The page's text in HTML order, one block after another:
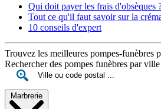
Qui doit payer les frais d'obsèques
Tout ce qu'il faut savoir sur la
10 conseils d'expert
Trouvez les meilleures pompes-funèbres
Rechercher des pompes funèbres par
Marbrerie